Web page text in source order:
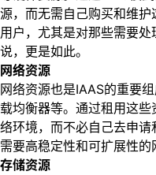
源，而无需自己购买和维
用户，尤其是对那些需要
说，更是如此。
网络资源
网络资源也是IAAS的重要
载均衡器等。通过租用这
络环境，而不必自己去申
需要高稳定性和可扩展性的
存储资源